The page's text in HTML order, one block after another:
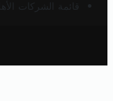
قائمة الشركات